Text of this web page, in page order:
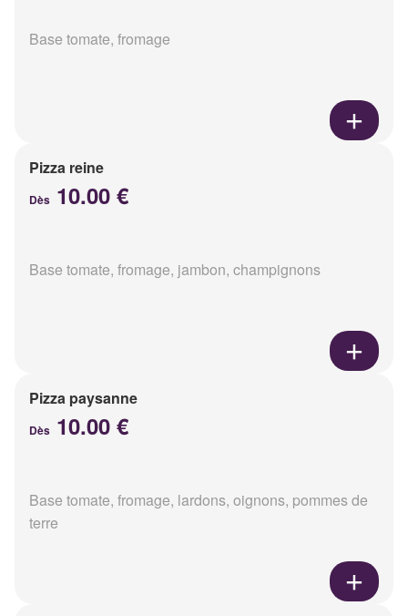
Base tomate, fromage
Pizza reine
Dès 10.00 €
Base tomate, fromage, jambon, champignons
Pizza paysanne
Dès 10.00 €
Base tomate, fromage, lardons, oignons, pommes de
terre